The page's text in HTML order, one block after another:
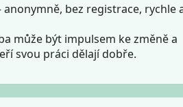
bez registrace, rychle
může být impulsem ke změně a
svou práci dělají dobře.